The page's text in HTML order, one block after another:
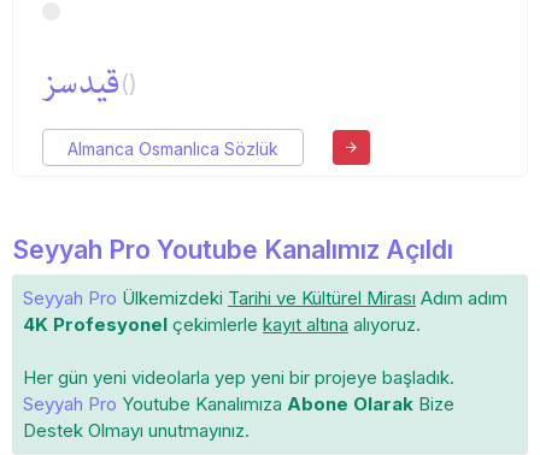
قیدسز()
Almanca Osmanlıca Sözlük
Seyyah Pro Youtube Kanalımız Açıldı
Seyyah Pro Ülkemizdeki Tarihi ve Kültürel Mirası Adım adım
4K Profesyonel çekimlerle kayıt altına alıyoruz.
Her gün yeni videolarla yep yeni bir projeye başladık.
Seyyah Pro Youtube Kanalımıza Abone Olarak Bize
Destek Olmayı unutmayınız.